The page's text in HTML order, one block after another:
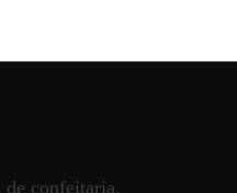
de confeitaria,